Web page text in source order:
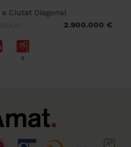
Ciutat Diagonal
2.900.000 €
5